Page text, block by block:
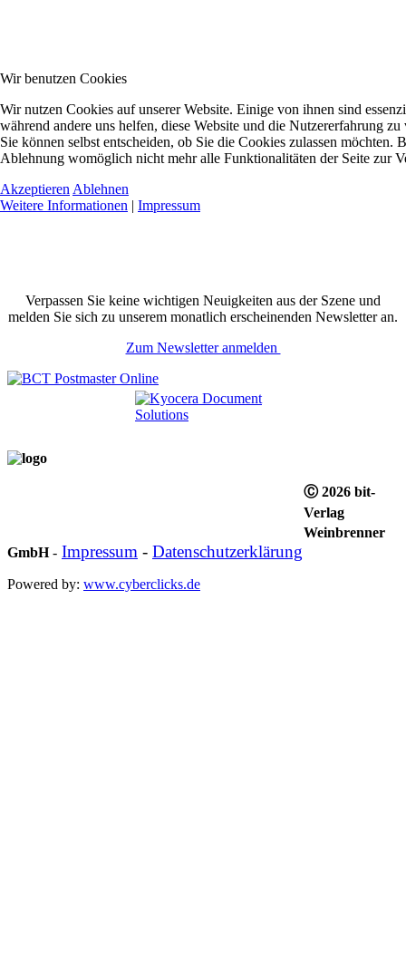
Verpassen Sie keine wichtigen Neuigkeiten aus der Szene und
melden Sie sich zu unserem monatlich erscheinenden Newsletter an.
Zum Newsletter anmelden
Ⓒ 2026 bit-
Verlag
Weinbrenner
GmbH- Impressum - Datenschutzerklärung
Powered by: www.cyberclicks.de
Wir benutzen Cookies
Wir nutzen Cookies auf unserer Website. Einige von ihnen sind
während andere uns helfen, diese Website und die Nutzererfahrung
Sie können selbst entscheiden, ob Sie die Cookies zulassen möchten.
Ablehnung womöglich nicht mehr alle Funktionalitäten der Seite zur
Akzeptieren Ablehnen
Weitere Informationen | Impressum